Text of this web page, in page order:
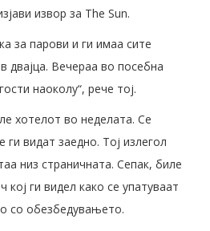
извор за The Sun.
за парови и ги имаа сите
двајца. Вечераа во посебна
наоколу“, рече тој.
хотелот во неделата. Се
ги видат заедно. Тој излегол
низ страничната. Сепак, биле
ги видел како се упатуваат
со обезбедувањето.